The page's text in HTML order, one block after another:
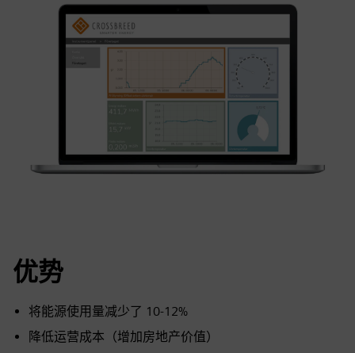
优势
将能源使用量减少了 10-12%
降低运营成本（增加房地产价值）